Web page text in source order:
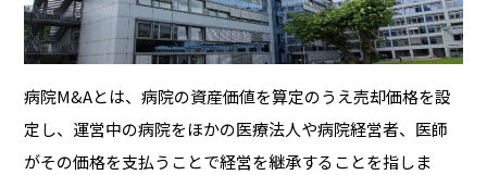
病院M&Aとは、病院の資産価値を算定のうえ売却価格を設
定し、運営中の病院をほかの医療法人や病院経営者、医師
がその価格を支払うことで経営を継承することを指しま